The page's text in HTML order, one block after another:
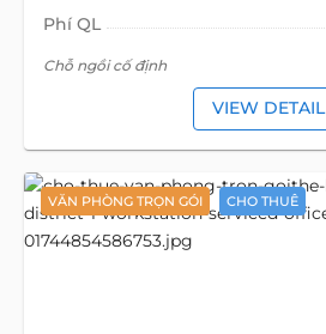
Phí QL
Chỗ ngồi cố định
VIEW DETAIL
VĂN PHÒNG TRỌN GÓI CHO THUÊ